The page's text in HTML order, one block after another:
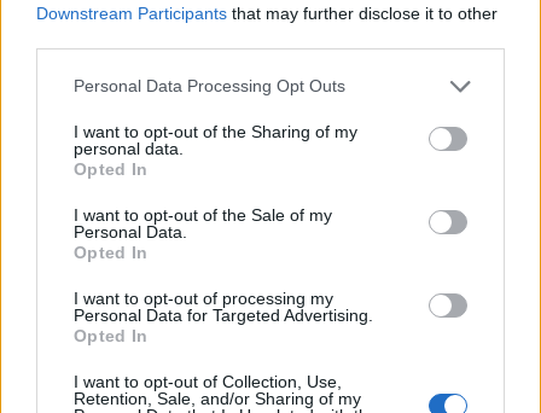
Downstream Participants that may further disclose it to other
Please note that this website/app uses one or more Google
not limited to your visit or usage behaviour. You may click to
grant or deny consent to Google and its third-party tags to
use your data for below specified purposes in below Google
consent section.
Personal Data Processing Opt Outs
I want to opt-out of the Sharing of my
personal data.
Opted In
I want to opt-out of the Sale of my
Personal Data.
Opted In
I want to opt-out of processing my
Personal Data for Targeted Advertising.
Opted In
I want to opt-out of Collection, Use,
Retention, Sale, and/or Sharing of my
Vaszary János a könnyű műfaj avatott művelője volt. Színházainak
repertoárját főként hazai és külföldi vígjátékok, bohózatok és kabarék
töltötték ki. Rendezőként színre vitte nemcsak Gábor bátyja, de saját
műveit is (Ma éjjel szabad vagyok, A vörös bestia, Házasság, Angyalt
vettem feleségül, Egy nap a világ, A pénz nem boldogít). A főbb női
szerepeket előszeretettel osztotta családtagjaira, Piroska nővérére és
feleségére, az ünnepelt színésznő Muráti Lilire. Társulatába meghívta a
korszak jeles színészeit, szerepet kapott nála többek között Bilicsi
Tivadar, Bulla Elma, Latabár Kálmán, Somogyvári Rudolf és Turai Ida.
Vezetése alatt az Andrássy úti Színház felvirágzott, az egyre viharosabb
történelmi idők ellenére talpon maradt, de 1944-ben, Budapest ostroma